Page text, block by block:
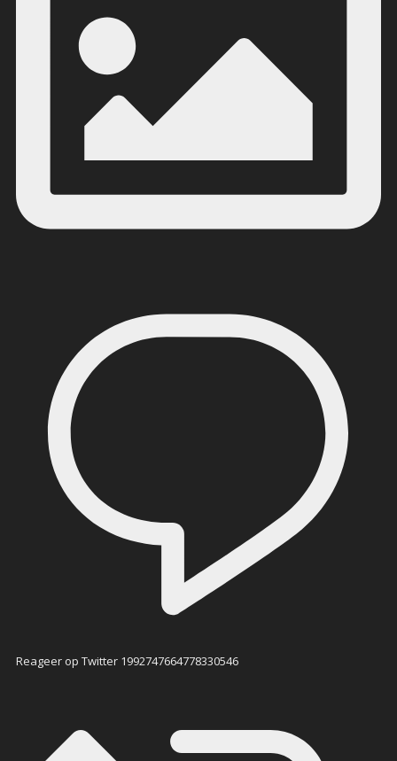
Reageer op Twitter 1992747664778330546